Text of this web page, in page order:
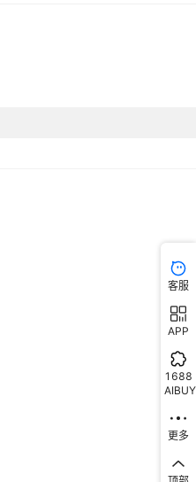
客服
APP
1688
AIBUY
更多